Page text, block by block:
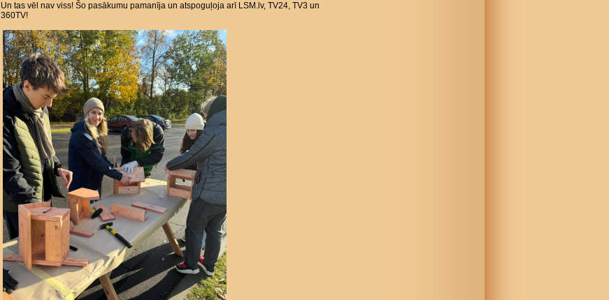
Un tas vēl nav viss! Šo pasākumu pamanīja un atspoguļoja arī LSM.lv, TV24, TV3 un
360TV!